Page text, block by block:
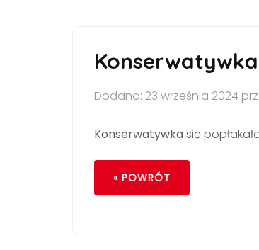
Konserwatywka
Dodano: 23 września 2024
Konserwatywka się
« POWRÓT